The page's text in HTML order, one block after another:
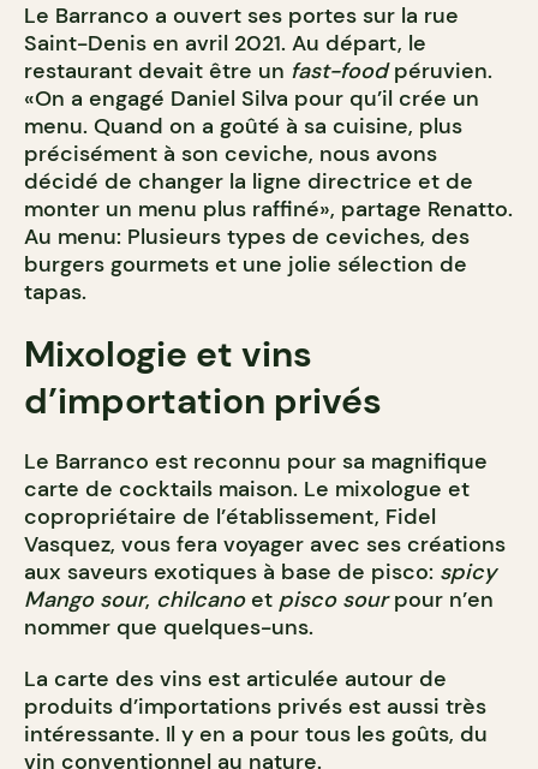
Le Barranco a ouvert ses portes sur la rue
Saint-Denis en avril 2021. Au départ, le
restaurant devait être un fast-foodpéruvien.
«On a engagé Daniel Silva pour qu’il crée un
menu. Quand on a goûté à sa cuisine, plus
précisément à son ceviche, nous avons
décidé de changer la ligne directrice et de
monter un menu plus raffiné», partage Renatto.
Au menu: Plusieurs types de ceviches, des
burgers gourmets et une jolie sélection de
tapas.
Mixologie et vins
d’importation privés
Le Barranco est reconnu pour sa magnifique
carte de cocktails maison. Le mixologue et
copropriétaire de l’établissement, Fidel
Vasquez, vous fera voyager avec ses créations
aux saveurs exotiques à base de pisco: spicy
Mango sour, chilcanoet pisco sourpour n’en
nommer que quelques-uns.
La carte des vins est articulée autour de
produits d’importations privés est aussi très
intéressante. Il y en a pour tous les goûts, du
vin conventionnel au nature.